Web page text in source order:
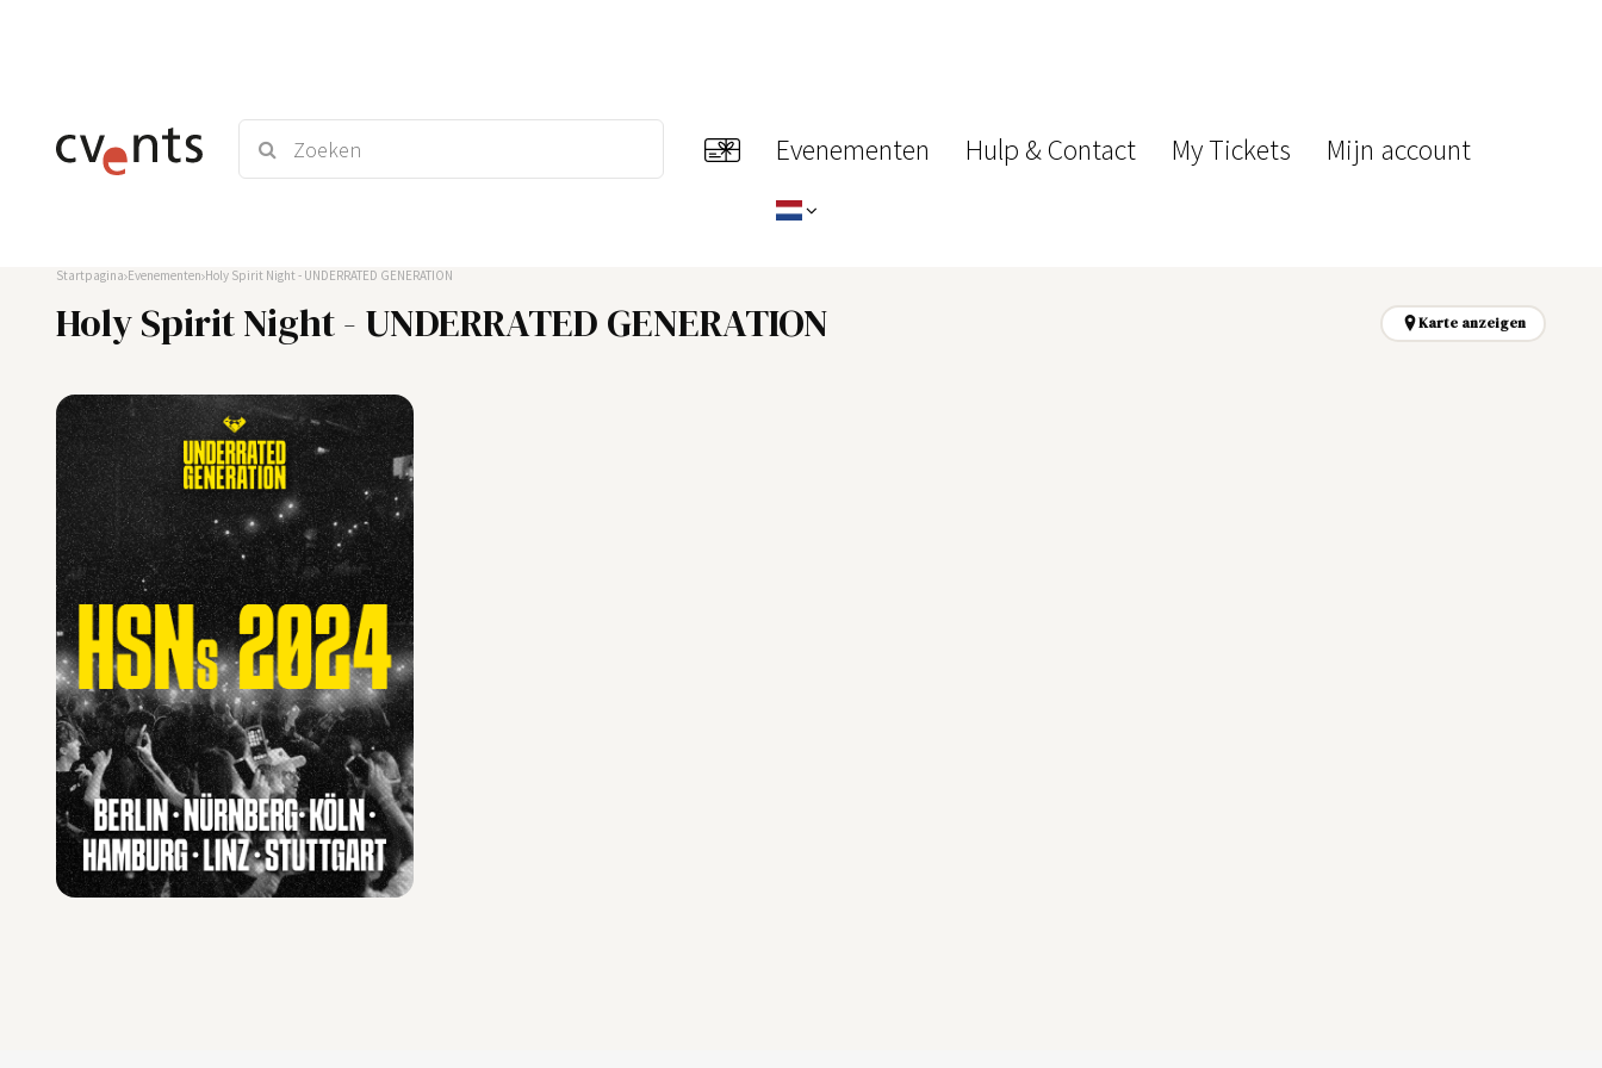
Evenementen Hulp & Contact My Tickets Mijn account
Startpagina Evenementen Holy Spirit Night - UNDERRATED GENERATION
Holy Spirit Night - UNDERRATED GENERATION Karte anzeigen